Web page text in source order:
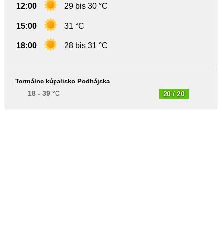
12:00 29 bis 30 °C
15:00 31 °C
18:00 28 bis 31 °C
20 / 20
Termálne kúpalisko Podhájska
18 - 39 °C